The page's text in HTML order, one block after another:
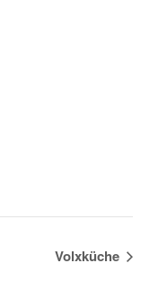
Volxküche